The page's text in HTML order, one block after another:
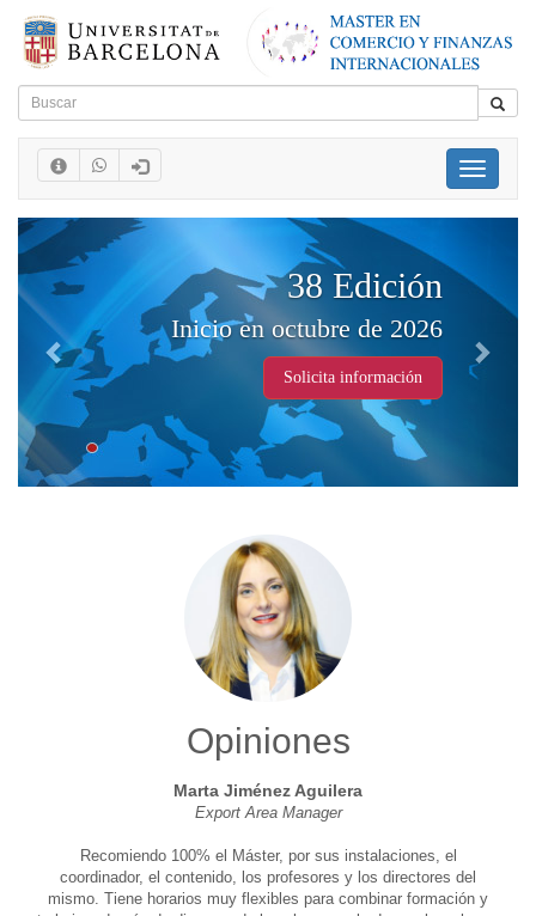
Toggle
38 Edición
en octubre de 2026
Solicita información
de cursos
Leer opiniones
Previous
Opiniones
Marta Jiménez Aguilera
Export Area Manager
Recomiendo 100% el Máster, por sus instalaciones, el
coordinador, el contenido, los profesores y los directores del
mismo. Tiene horarios muy flexibles para combinar formación y